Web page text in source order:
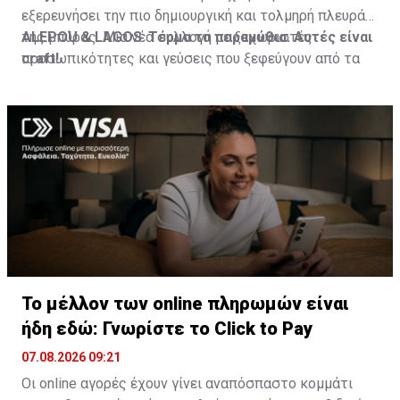
εξερευνήσει την πιο δημιουργική και τολμηρή πλευρά
της μπύρας. Μια νέα συλλογή με ξεχωριστές
προσωπικότητες και γεύσεις που ξεφεύγουν από τα
νέες craft ετικέτες που θα παρουσιαστούν σύντομα.
ALEPOU&LAGOS:Τέρμα τα παραμύθια. Αυτές είναι
craft!
Το μέλλον των online πληρωμών είναι
ήδη εδώ: Γνωρίστε το Click to Pay
07.08.2026 09:21
Οι online αγορές έχουν γίνει αναπόσπαστο κομμάτι